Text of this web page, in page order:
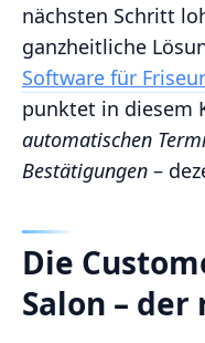
nächsten Schritt
ganzheitliche
Software für
punktet in diesem
automatischen
Bestätigungen –
Die
Salon – der